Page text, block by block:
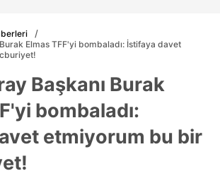
Elmas TFF'yi bombaladı: İstifaya davet
Başkanı Burak
bombaladı:
etmiyorum bu bir